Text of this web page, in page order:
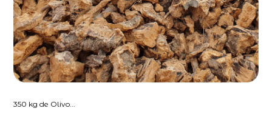
350 kg de Olivo...